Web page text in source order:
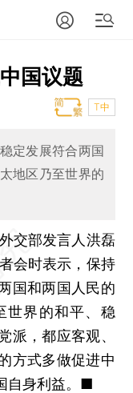
国议题
T中
定发展符合两国
地区乃至世界的
外交部发言人洪磊
会时表示，保持
国和两国人民的
世界的和平、稳
派，都应客观、
方式多做促进中
自身利益。■